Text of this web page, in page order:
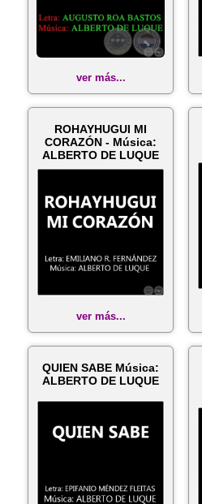
ver más...
ROHAYHUGUI MI
CORAZÓN - Música:
ALBERTO DE LUQUE
ver más...
QUIEN SABE Música:
ALBERTO DE LUQUE